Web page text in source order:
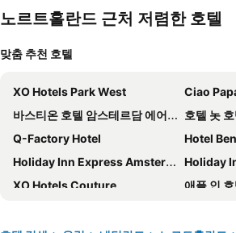
노르트홀란드 근처 저렴한 호텔
맞춤 추천 호텔
XO Hotels Park West
Ciao Papa
바스티온 호텔 암스테르담 에어포트
호텔 놋
Q-Factory Hotel
Hotel
Holiday Inn Express Amsterdam - Arena Towers by IHG
Holiday Inn
XO Hotels Couture
애플 인